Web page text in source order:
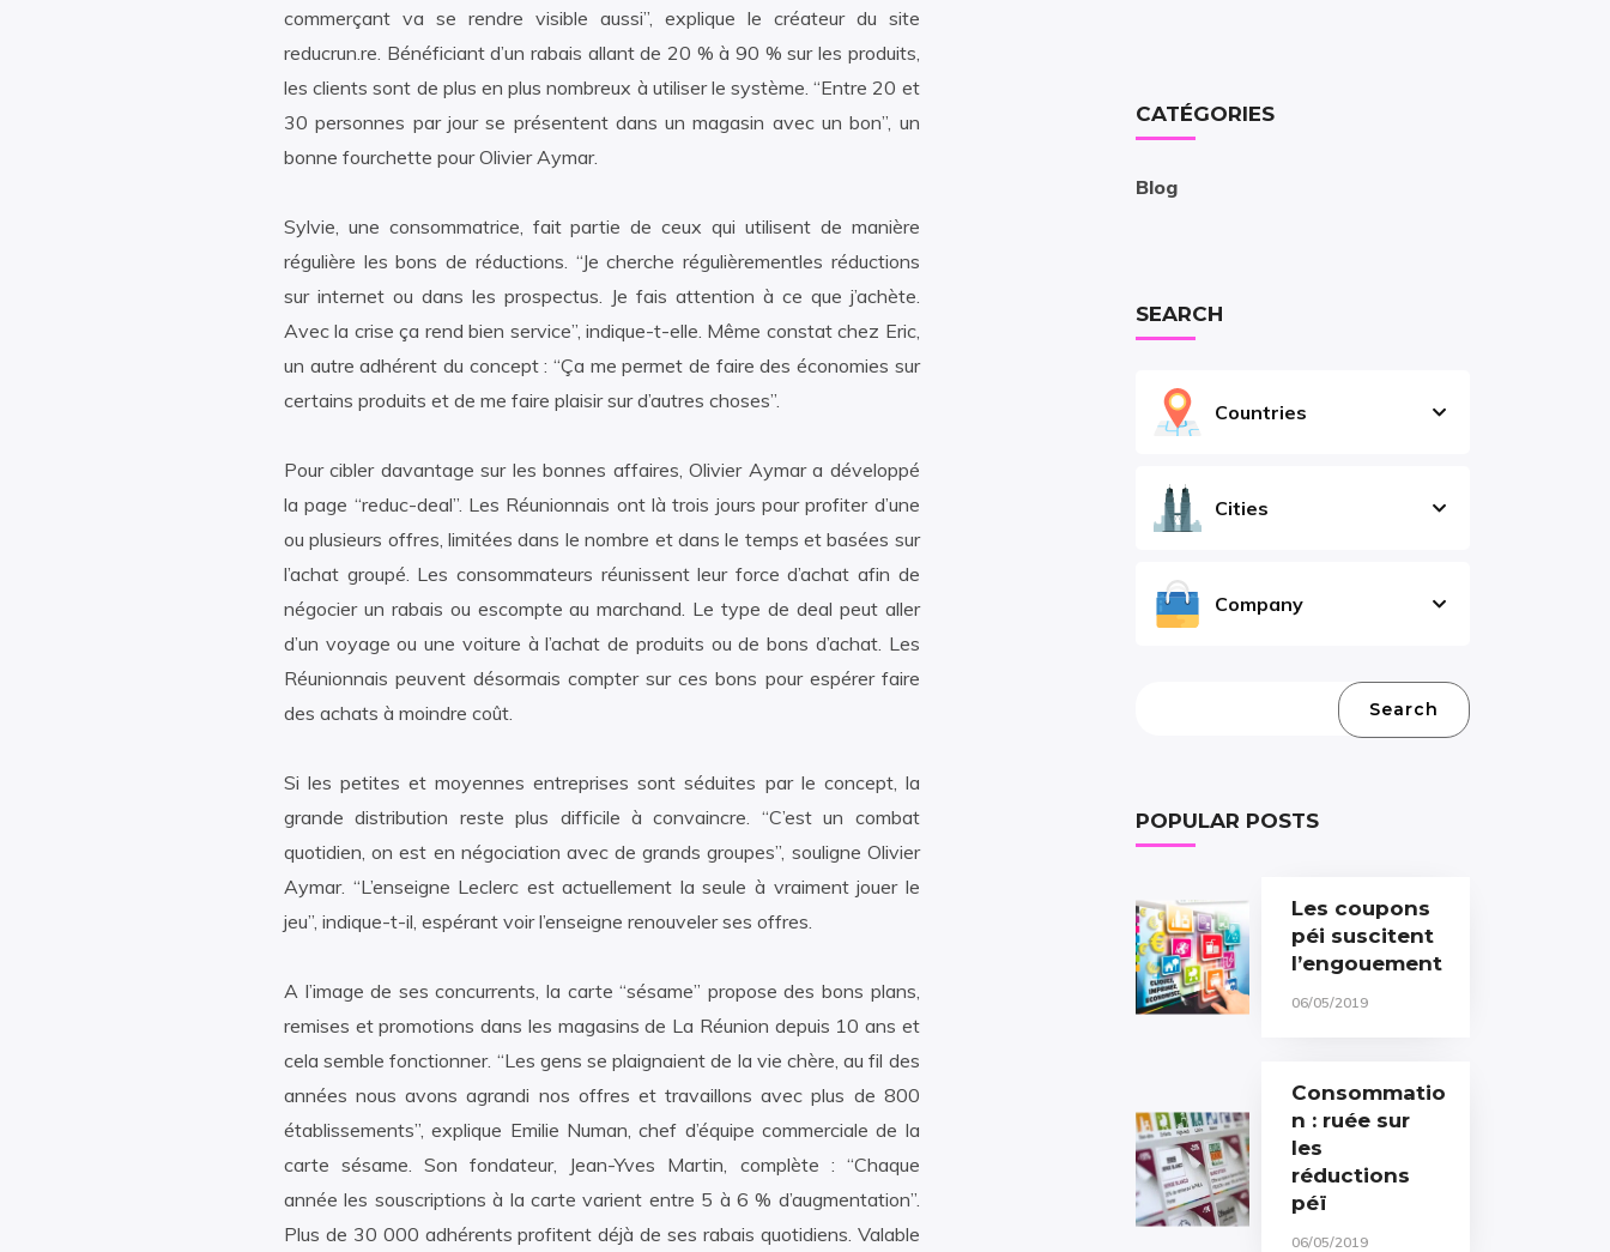
commerçant va se rendre visible aussi”, explique le créateur du site
reducrun.re. Bénéficiant d’un rabais allant de 20 % à 90 % sur les produits,
les clients sont de plus en plus nombreux à utiliser le système. “Entre 20 et
30 personnes par jour se présentent dans un magasin avec un bon”, un
bonne fourchette pour Olivier Aymar.
Sylvie, une consommatrice, fait partie de ceux qui utilisent de manière
régulière les bons de réductions. “Je cherche régulièrementles réductions
sur internet ou dans les prospectus. Je fais attention à ce que j’achète.
Avec la crise ça rend bien service”, indique-t-elle. Même constat chez Eric,
un autre adhérent du concept : “Ça me permet de faire des économies sur
certains produits et de me faire plaisir sur d’autres choses”.
Pour cibler davantage sur les bonnes affaires, Olivier Aymar a développé
la page “reduc-deal”. Les Réunionnais ont là trois jours pour profiter d’une
ou plusieurs offres, limitées dans le nombre et dans le temps et basées sur
l’achat groupé. Les consommateurs réunissent leur force d’achat afin de
négocier un rabais ou escompte au marchand. Le type de deal peut aller
d’un voyage ou une voiture à l’achat de produits ou de bons d’achat. Les
Réunionnais peuvent désormais compter sur ces bons pour espérer faire
des achats à moindre coût.
Si les petites et moyennes entreprises sont séduites par le concept, la
grande distribution reste plus difficile à convaincre. “C’est un combat
quotidien, on est en négociation avec de grands groupes”, souligne Olivier
Aymar. “L’enseigne Leclerc est actuellement la seule à vraiment jouer le
jeu”, indique-t-il, espérant voir l’enseigne renouveler ses offres.
A l’image de ses concurrents, la carte “sésame” propose des bons plans,
remises et promotions dans les magasins de La Réunion depuis 10 ans et
cela semble fonctionner. “Les gens se plaignaient de la vie chère, au fil des
années nous avons agrandi nos offres et travaillons avec plus de 800
établissements”, explique Emilie Numan, chef d’équipe commerciale de la
carte sésame. Son fondateur, Jean-Yves Martin, complète : “Chaque
année les souscriptions à la carte varient entre 5 à 6 % d’augmentation”.
Plus de 30 000 adhérents profitent déjà de ses rabais quotidiens. Valable
CATÉGORIES
Blog
SEARCH
Countries
Cities
Company
Search
POPULAR POSTS
Les coupons
péi suscitent
l’engouement
06/05/2019
Consommatio
n : ruée sur
les
réductions
péï
06/05/2019